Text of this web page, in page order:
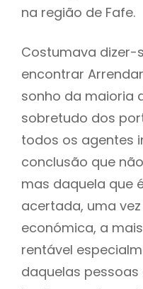
na região de Fafe.
Costumava dizer-
encontrar
sonho da maioria
sobretudo dos
todos os agentes
conclusão que
mas daquela que
acertada, uma
económica, a
rentável
daquelas pessoas